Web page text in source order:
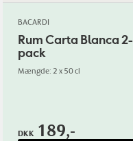
BACARDI
Rum Carta Blanca 2-
pack
Mængde: 2 x 50 cl
DKK 189,-